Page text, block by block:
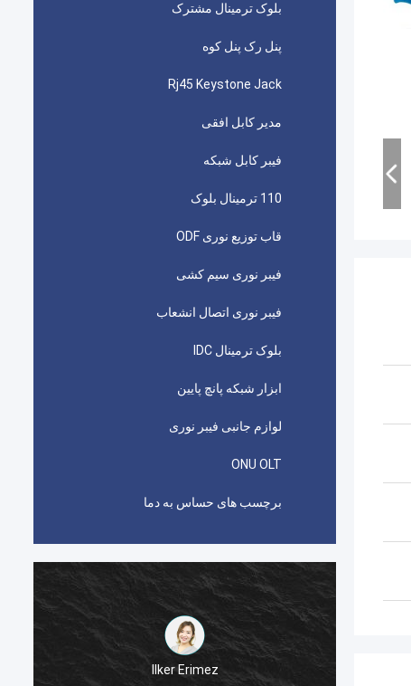
بلوک ترمینال مشترک
پنل رک پنل کوه
Rj45 Keystone Jack
مدیر کابل افقی
فیبر کابل شبکه
110 ترمینال بلوک
قاب توزیع نوری ODF
فیبر نوری سیم کشی
فیبر نوری اتصال انشعاب
بلوک ترمینال IDC
ابزار شبکه پانچ پایین
لوازم جانبی فیبر نوری
ONU OLT
برچسب های حساس به دما
Ilker Erimez